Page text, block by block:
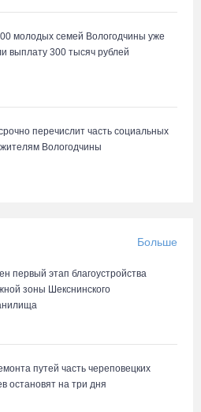
молодых семей Вологодчины уже
выплату 300 тысяч рублей
перечислит часть социальных
Вологодчины
Больше
первый этап благоустройства
зоны Шекснинского
путей часть череповецких
остановят на три дня